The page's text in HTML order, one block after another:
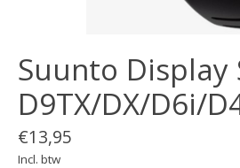
Suunto Display
D9TX/DX/D6i/
€13,95
Incl. btw